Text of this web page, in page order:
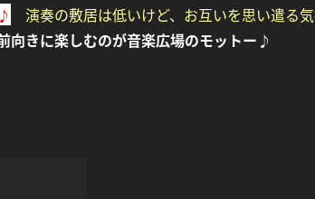
演奏の敷居は低いけど、お互いを思い遣る気
向きに楽しむのが音楽広場のモットー♪